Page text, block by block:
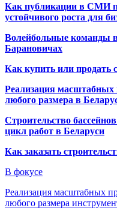
Как публикации в СМИ
устойчивого роста для
Волейбольные команды
Барановичах
Как купить или продать
Реализация масштабных
любого размера в
Строительство
цикл работ в Беларуси
Как заказать
В фокусе
Реализация масштабных
любого размера